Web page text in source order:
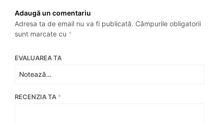
Adaugă un comentariu
Adresa ta de email nu va fi publicată. Câmpurile obligatorii
sunt marcate cu *
EVALUAREA TA
RECENZIA TA *